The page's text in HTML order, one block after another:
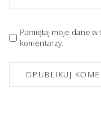
Pamiętaj moje dane
komentarzy.